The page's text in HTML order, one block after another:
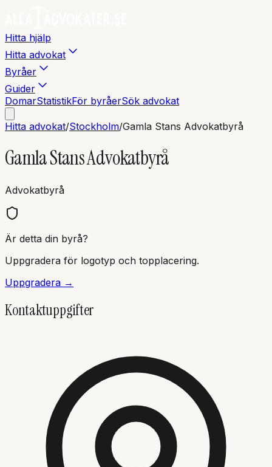
Hitta hjälp
Hitta advokat
Byråer
Guider
DomarStatistikFör byråerSök advokat
Hitta advokat/Stockholm/Gamla Stans Advokatbyrå
Gamla Stans Advokatbyrå
Advokatbyrå
Är detta din byrå?
Uppgradera för logotyp och topplacering.
Uppgradera →
Kontaktuppgifter